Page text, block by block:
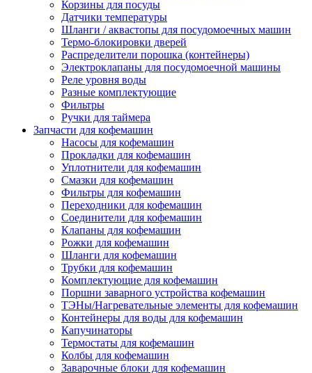
Корзины для посуды
Датчики температуры
Шланги / аквастопы для посудомоечных машин
Термо-блокировки дверей
Распределители порошка (контейнеры)
Электроклапаны для посудомоечной машины
Реле уровня воды
Разные комплектующие
Фильтры
Ручки для таймера
Запчасти для кофемашин
Насосы для кофемашин
Прокладки для кофемашин
Уплотнители для кофемашин
Смазки для кофемашин
Фильтры для кофемашин
Переходники для кофемашин
Соединители для кофемашин
Клапаны для кофемашин
Рожки для кофемашин
Шланги для кофемашин
Трубки для кофемашин
Комплектующие для кофемашин
Поршни заварного устройства кофемашин
ТЭНы/Нагревательные элементы для кофемашин
Контейнеры для воды для кофемашин
Капучинаторы
Термостаты для кофемашин
Колбы для кофемашин
Заварочные блоки для кофемашин